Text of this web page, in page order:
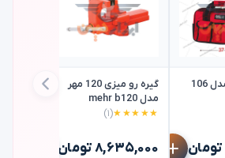
کیف ابزار زارا مدل 106
گیره رو میزی 120 مهر
مدل mehr b120
★★★★★(۱)
۸,۶۳۵,۰۰۰ تومان